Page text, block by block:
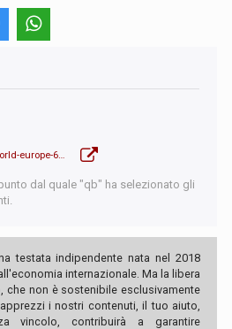
dal quale "qb" ha selezionato gli
testata indipendente nata nel 2018
internazionale. Ma la libera
che non è sostenibile esclusivamente
i nostri contenuti, il tuo aiuto,
vincolo, contribuirà a garantire